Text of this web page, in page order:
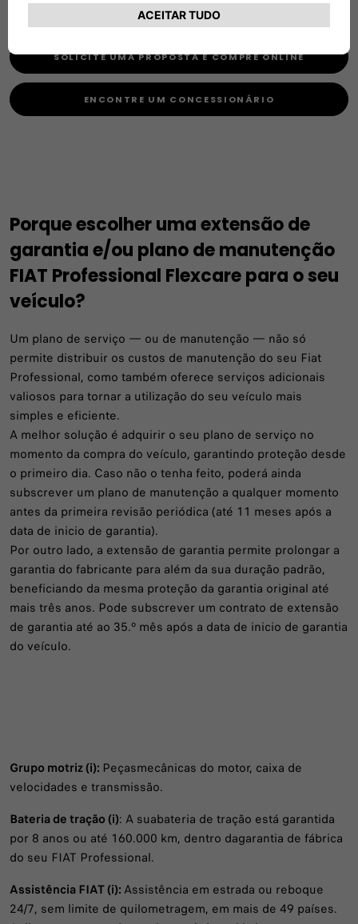
Completo Care + Peças de desgaste(i)
SOLICITE UMA PROPOSTA E COMPRE ONLINE
ENCONTRE UM CONCESSIONÁRIO
Porque escolher uma extensão de
garantia e/ou plano de manutenção
FIAT Professional Flexcare para o seu
veículo?
Um plano de serviço — ou de manutenção — não só
permite distribuir os custos de manutenção do seu Fiat
Professional, como também oferece serviços adicionais
valiosos para tornar a utilização do seu veículo mais
simples e eficiente.
A melhor solução é adquirir o seu plano de serviço no
momento da compra do veículo, garantindo proteção desde
o primeiro dia. Caso não o tenha feito, poderá ainda
subscrever um plano de manutenção a qualquer momento
antes da primeira revisão periódica (até 11 meses após a
data de inicio de garantia).
Por outro lado, a extensão de garantia permite prolongar a
garantia do fabricante para além da sua duração padrão,
beneficiando da mesma proteção da garantia original até
mais três anos. Pode subscrever um contrato de extensão
de garantia até ao 35.º mês após a data de inicio de garantia
do veículo.
Grupo motriz (i): Peçasmecânicas do motor, caixa de
velocidades e transmissão.
Bateria de tração (i): A suabateria de tração está garantida
por 8 anos ou até 160.000 km, dentro dagarantia de fábrica
do seu FIAT Professional.
Assistência FIAT (i):Assistência em estrada ou reboque
24/7, sem limite de quilometragem, em mais de 49 países.